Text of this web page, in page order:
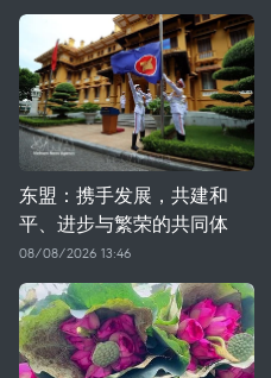
东盟：携手发展，共建和
平、进步与繁荣的共同体
08/08/2026 13:46